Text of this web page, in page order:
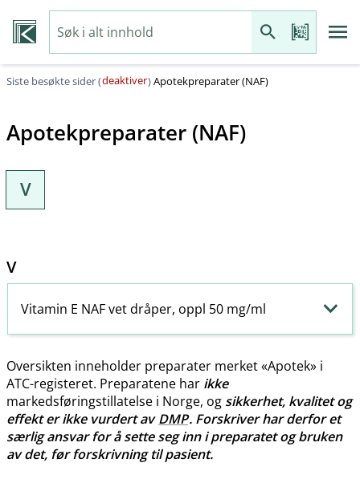
Siste besøkte sider (deaktiver)Apotekpreparater (NAF)
Apotekpreparater (NAF)
V
V
Vitamin E NAF vet dråper, oppl 50 mg/ml
Oversikten inneholder preparater merket «Apotek» i
ATC-registeret. Preparatene har ikke
markedsføringstillatelse i Norge, og sikkerhet, kvalitet og
effekt er ikke vurdert avDMP. Forskriver har derfor et
særlig ansvar for å sette seg inn i preparatet og bruken
av det, før forskrivning til pasient.